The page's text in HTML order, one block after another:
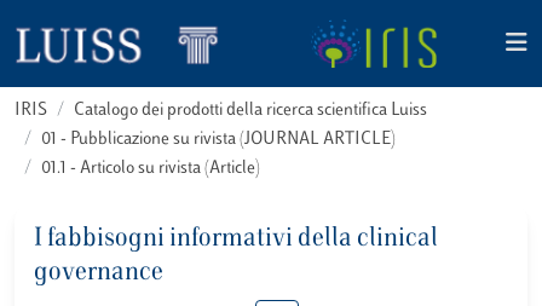
IRIS
Catalogo dei prodotti della ricerca scientifica Luiss
01 - Pubblicazione su rivista (JOURNAL ARTICLE)
01.1 - Articolo su rivista (Article)
I fabbisogni informativi della clinical
governance